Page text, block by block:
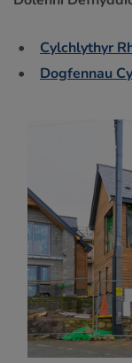
Cylchlythyr
Dogfennau